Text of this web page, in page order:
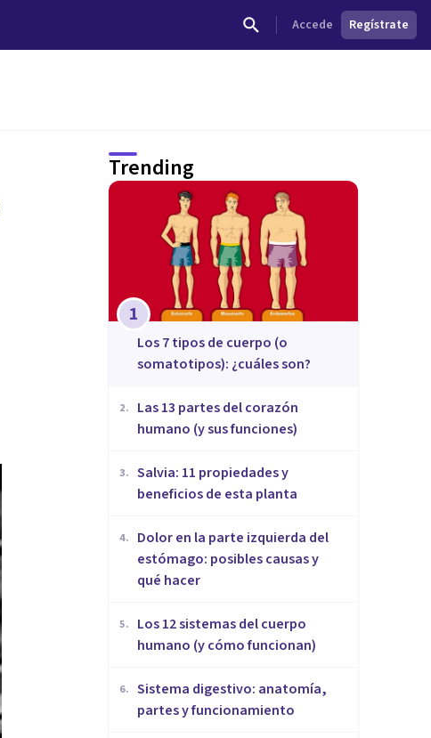
Accede Regístrate
Trending
1
​Los 7 tipos de cuerpo (o
somatotipos): ¿cuáles son?
2.
Las 13 partes del corazón
humano (y sus funciones)
3. Salvia: 11 propiedades y
beneficios de esta planta
4.
Dolor en la parte izquierda del
estómago: posibles causas y
qué hacer
5.
Los 12 sistemas del cuerpo
humano (y cómo funcionan)
6. Sistema digestivo: anatomía,
partes y funcionamiento